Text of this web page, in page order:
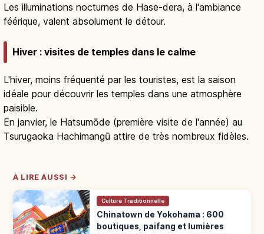
Les illuminations nocturnes de Hase-dera, à l'ambiance
féérique, valent absolument le détour.
Hiver : visites de temples dans le calme
L'hiver, moins fréquenté par les touristes, est la saison
idéale pour découvrir les temples dans une atmosphère
paisible.
En janvier, le Hatsumōde (première visite de l'année) au
Tsurugaoka Hachimangū attire de très nombreux fidèles.
À LIRE AUSSI →
Culture Traditionnelle
Chinatown de Yokohama : 600
boutiques, paifang et lumières